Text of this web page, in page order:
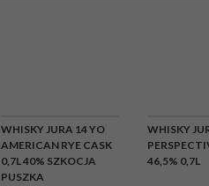
WHISKY JURA 14 YO
AMERICAN RYE CASK
0,7L 40% SZKOCJA
PUSZKA
WHISKY
46,5% 0,7L